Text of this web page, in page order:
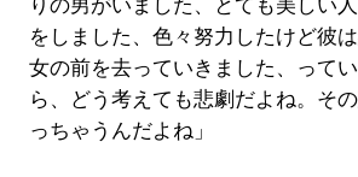
りの男がいました、とても美しい
をしました、色々努力したけど彼
女の前を去っていきました、って
ら、どう考えても悲劇だよね。そ
っちゃうんだよね」